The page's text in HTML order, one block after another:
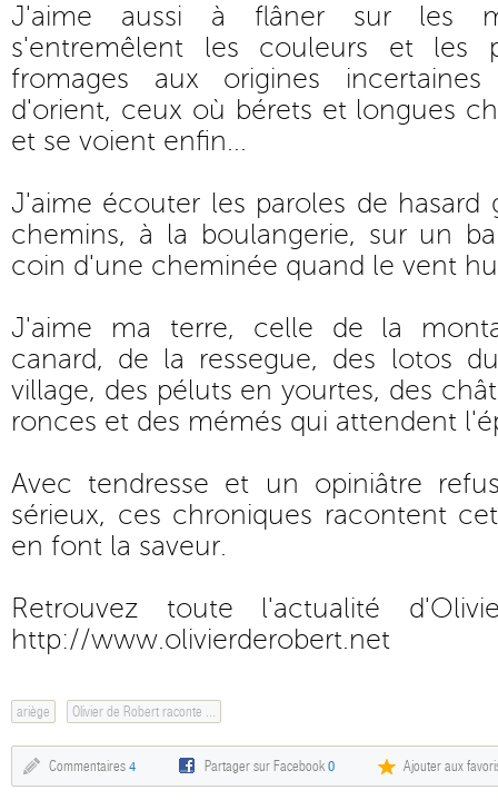
J'aime aussi à flâner sur les
s'entremêlent les couleurs et les
fromages aux origines incertaines
d'orient, ceux où bérets et longues
et se voient enfin...
J'aime écouter les paroles de hasard
chemins, à la boulangerie, sur un
coin d'une cheminée quand le vent
J'aime ma terre, celle de la
canard, de la ressegue, des lotos
village, des péluts en yourtes, des
ronces et des mémés qui attendent
Avec tendresse et un opiniâtre
sérieux, ces chroniques racontent
en font la saveur.
Retrouvez toute l'actualité
http://www.olivierderobert.net
ariège Olivier de Robert raconte ...
Commentaires 4 Partager sur Facebook0 Ajouter aux